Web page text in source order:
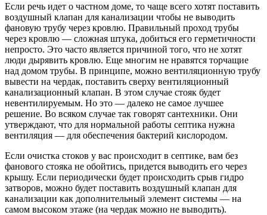
Если речь идет о частном доме, то чаще всего хотят поставить
воздушный клапан для канализации чтобы не выводить
фановую трубу через кровлю. Правильный проход трубы
через кровлю — сложная штука, добиться его герметичности
непросто. Это часто является причиной того, что не хотят
люди дырявить кровлю. Еще многим не нравятся торчащие
над домом трубы. В принципе, можно вентиляционную трубу
вывести на чердак, поставить сверху вентиляционный
канализационный клапан. В этом случае стояк будет
невентилируемым. Но это — далеко не самое лучшее
решение. Во всяком случае так говорят сантехники. Они
утверждают, что для нормальной работы септика нужна
вентиляция — для обеспечения бактерий кислородом.
Если очистка стоков у вас происходит в септике, вам без
фанового стояка не обойтись, придется выводить его через
крышу. Если периодически будет происходить срыв гидро
затворов, можно будет поставить воздушный клапан для
канализации как дополнительный элемент системы — на
самом высоком этаже (на чердак можно не выводить).